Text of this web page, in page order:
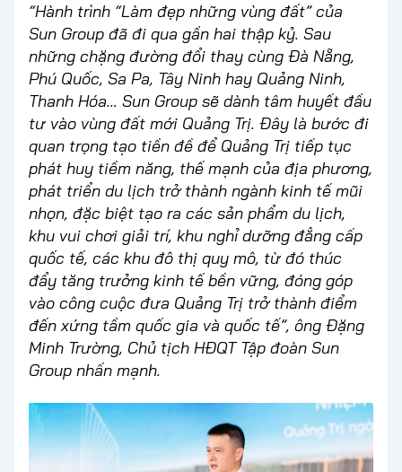
“Hành trình “Làm đẹp những vùng đất” của
Sun Group đã đi qua gần hai thập kỷ. Sau
những chặng đường đổi thay cùng Đà Nẵng,
Phú Quốc, Sa Pa, Tây Ninh hay Quảng Ninh,
Thanh Hóa… Sun Group sẽ dành tâm huyết đầu
tư vào vùng đất mới Quảng Trị. Đây là bước đi
quan trọng tạo tiền đề để Quảng Trị tiếp tục
phát huy tiềm năng, thế mạnh của địa phương,
phát triển du lịch trở thành ngành kinh tế mũi
nhọn, đặc biệt tạo ra các sản phẩm du lịch,
khu vui chơi giải trí, khu nghỉ dưỡng đẳng cấp
quốc tế, các khu đô thị quy mô, từ đó thúc
đẩy tăng trưởng kinh tế bền vững, đóng góp
vào công cuộc đưa Quảng Trị trở thành điểm
đến xứng tầm quốc gia và quốc tế”, ông Đặng
Minh Trường, Chủ tịch HĐQT Tập đoàn Sun
Group nhấn mạnh.